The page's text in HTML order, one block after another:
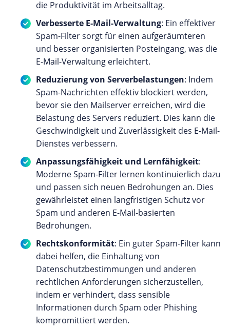
die Produktivität im Arbeitsalltag.
Verbesserte E-Mail-Verwaltung: Ein effektiver
Spam-Filter sorgt für einen aufgeräumteren
und besser organisierten Posteingang, was die
E-Mail-Verwaltung erleichtert.
Reduzierung von Serverbelastungen: Indem
Spam-Nachrichten effektiv blockiert werden,
bevor sie den Mailserver erreichen, wird die
Belastung des Servers reduziert. Dies kann die
Geschwindigkeit und Zuverlässigkeit des E-Mail-
Dienstes verbessern.
Anpassungsfähigkeit und Lernfähigkeit:
Moderne Spam-Filter lernen kontinuierlich dazu
und passen sich neuen Bedrohungen an. Dies
gewährleistet einen langfristigen Schutz vor
Spam und anderen E-Mail-basierten
Bedrohungen.
Rechtskonformität: Ein guter Spam-Filter kann
dabei helfen, die Einhaltung von
Datenschutzbestimmungen und anderen
rechtlichen Anforderungen sicherzustellen,
indem er verhindert, dass sensible
Informationen durch Spam oder Phishing
kompromittiert werden.